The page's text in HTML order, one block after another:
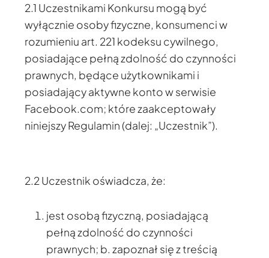
2.1 Uczestnikami Konkursu mogą być
wyłącznie osoby fizyczne, konsumenci w
rozumieniu art. 221 kodeksu cywilnego,
posiadające pełną zdolność do czynności
prawnych, będące użytkownikami i
posiadający aktywne konto w serwisie
Facebook.com; które zaakceptowały
niniejszy Regulamin (dalej: „Uczestnik”).
2.2 Uczestnik oświadcza, że:
jest osobą fizyczną, posiadającą
pełną zdolność do czynności
prawnych; b. zapoznał się z treścią